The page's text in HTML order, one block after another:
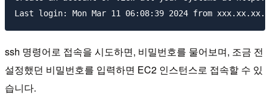
ssh 명령어로 접속을 시도하면, 비밀번호를 물어보며, 조금 전
설정했던 비밀번호를 입력하면 EC2 인스턴스로 접속할 수 있
습니다.